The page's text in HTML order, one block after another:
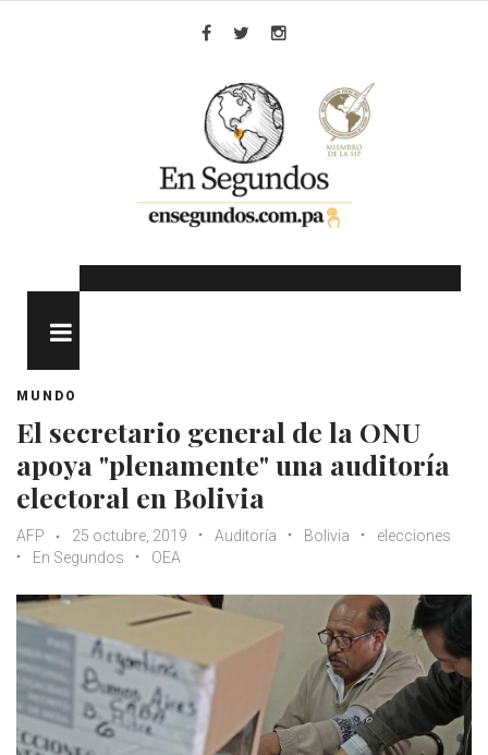
MUNDO
El secretario general de la ONU
apoya "plenamente" una auditoría
electoral en Bolivia
AFP 25 octubre, 2019 Auditoría Bolivia
elecciones
En Segundos
OEA